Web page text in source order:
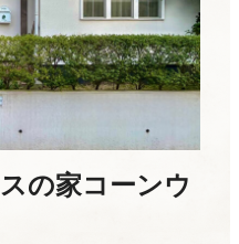
の家コーンウ